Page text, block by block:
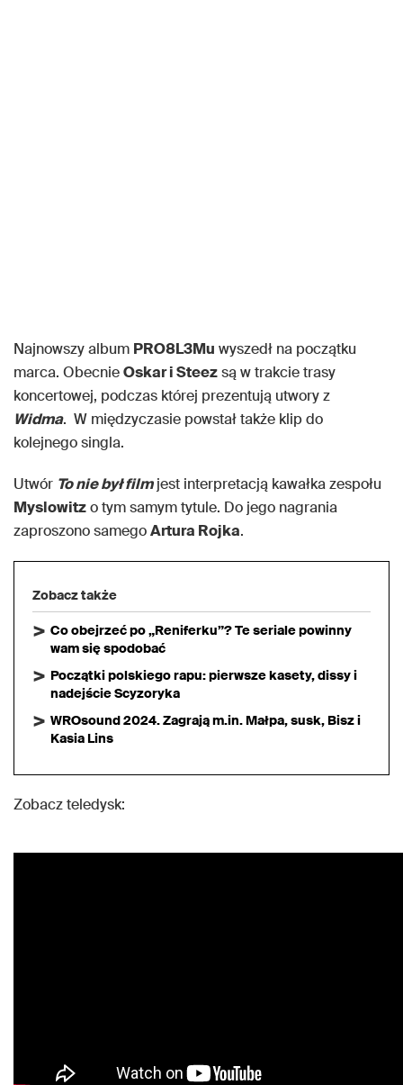
Najnowszy album PRO8L3Mu wyszedł na początku
marca. ObecnieOskar i Steezsą w trakcie trasy
koncertowej, podczas której prezentują utwory z
Widma. W międzyczasie powstał także klip do
kolejnego singla.
Utwór To nie był filmjest interpretacją kawałka zespołu
Myslowitzo tym samym tytule. Do jego nagrania
zaproszono samegoArtura Rojka.
Zobacz także
Co obejrzeć po „Reniferku”? Te seriale powinny
wam się spodobać
Początki polskiego rapu: pierwsze kasety, dissy i
nadejście Scyzoryka
WROsound 2024. Zagrają m.in. Małpa, susk, Bisz i
Kasia Lins
Zobacz teledysk: